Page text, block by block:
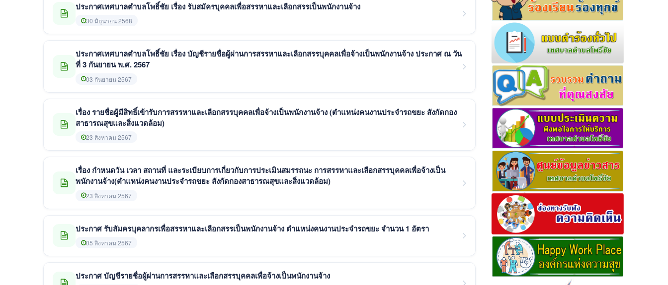
ประกาศเทศบาลตำบลโพธิ์ชัย เรื่อง รับสมัครบุคคลเพื่อสรรหาและเลือกสรรเป็นพนักงานจ้าง
30 มิถุนายน 2568
ประกาศเทศบาลตำบลโพธิ์ชัย เรื่อง บัญชีรายชื่อผู้ผ่านการสรรหาและเลือกสรรบุคคลเพื่อจ้างเป็นพนักงานจ้าง ประกาศ ณ วัน
ที่ 3 กันยายน พ.ศ. 2567
03 กันยายน 2567
เรื่อง รายชื่อผู้มีสิทธิ์เข้ารับการสรรหาและเลือกสรรบุคคลเพื่อจ้างเป็นพนักงานจ้าง (ตำแหน่งคนงานประจำรถขยะ สังกัดกอง
สาธารณสุขและสิ่งแวดล้อม)
23 สิงหาคม 2567
เรื่อง กำหนดวัน เวลา สถานที่ และระเบียบการเกี่ยวกับการประเมินสมรรถนะ การสรรหาและเลือกสรรบุคคลเพื่อจ้างเป็น
พนักงานจ้าง(ตำแหน่งคนงานประจำรถขยะ สังกัดกองสาธารณสุขและสิ่งแวดล้อม)
23 สิงหาคม 2567
ประกาศ รับสัมครบุคลากรเพื่อสรรหาและเลือกสรรเป็นพนักงานจ้าง ตำแหน่งคนงานประจำรถขยะ จำนวน 1 อัตรา
05 สิงหาคม 2567
ประกาศ บัญชีรายชื่อผู้ผ่านการสรรหาและเลือกสรรบุคคลเพื่อจ้างเป็นพนักงานจ้าง